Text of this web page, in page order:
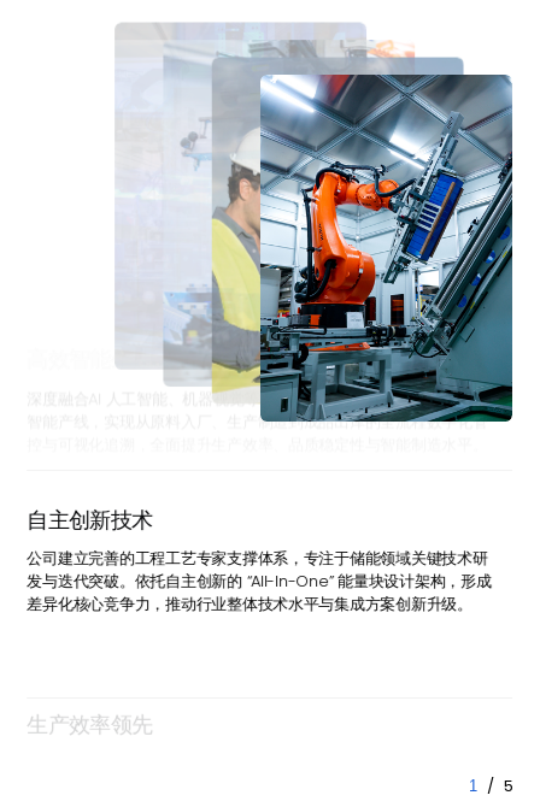
高效智能生产
深度融合AI 人工智能、机器视觉等前沿数字技术，打造高度柔性化的
智能产线，实现从原料入厂、生产制造到成品出库的全流程数字化管
自主创新技术
公司建立完善的工程工艺专家支撑体系，专注于储能领域关键技术研
发与迭代突破。依托自主创新的 “All-In-One” 能量块设计架构，形成
差异化核心竞争力，推动行业整体技术水平与集成方案创新升级。
生产效率领先
1/ 5